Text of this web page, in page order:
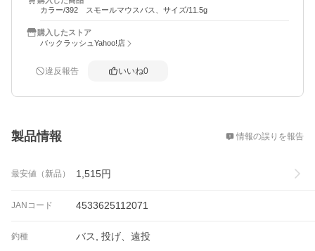
カラー/392 スモールマウスバス、サイズ/11.5g
購入したストア
バックラッシュYahoo!店
違反報告 いいね0
製品情報 情報の誤りを報告
最安値（新品） 1,515円
JANコード 4533625112071
釣種 バス, 投げ、遠投